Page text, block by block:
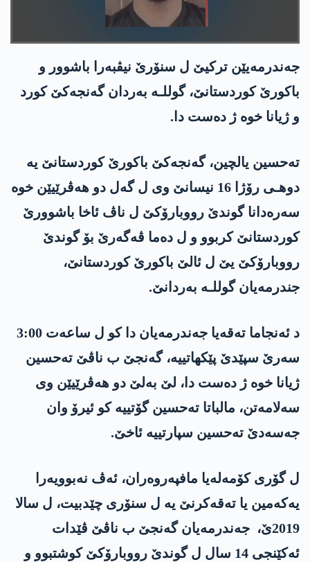
جه‌ندرمه‌یێن تركیێ ل سنۆرێ نیڤبه‌را باشوور و
باكورێ كوردستانێ، گوللـه‌ به‌ردان گه‌نجه‌كێ كورد
و ژیانا خوه ژ ده‌ست دا.
ته‌حسین یالچین، گه‌نجه‌كێ باكورێ كوردستانێ یه‌
دوهـی رۆژا 16 نیسانێ وی ل گه‌ل دو هه‌ڤرێیێن خوه‌
سه‌ره‌دانا گوندێ رووبارۆكێ ل ناڤ ئاخا باشوورێ
كوردستانێ كربوو و ل ده‌ما ڤه‌گه‌رێ بۆ گوندێ
رووبارۆكێ یێ ل ئالێ باكورێ كوردستانێ،
جندرمه‌یان گوللـه‌ به‌ردانێ.
د ئه‌نجاما ته‌قه‌یا جه‌ندرمه‌یان دا كو ل ساعه‌ت 3:00
سه‌رێ سپێدێ پێكهاتییه‌‌، گه‌نجێ ب ناڤێ ته‌حسین
ژیانا خوه‌ ژ ده‌ست دا، لێ به‌لێ دو هه‌ڤرێیێن وی
سه‌لامه‌تن، مالباتا ته‌حسین گۆتییه‌ كو ئیرۆ وان
جه‌سه‌دێ ته‌حسین سپارتییه‌ ئاخێ.
ل گۆری كۆمه‌له‌یا مافپه‌روه‌ران، ئه‌ڤ نه‌بوویه‌را
یه‌كه‌مین یا ته‌قه‌كرنێ یه‌ ل سنۆری چێدبیت‌، ل سالا
2019ێ، جه‌ندرمه‌یان گه‌نجێ ب ناڤێ ڤێدات
ئه‌كێنجی 14 سال ل گوندێ رووبارۆكێ كوشتبوو و